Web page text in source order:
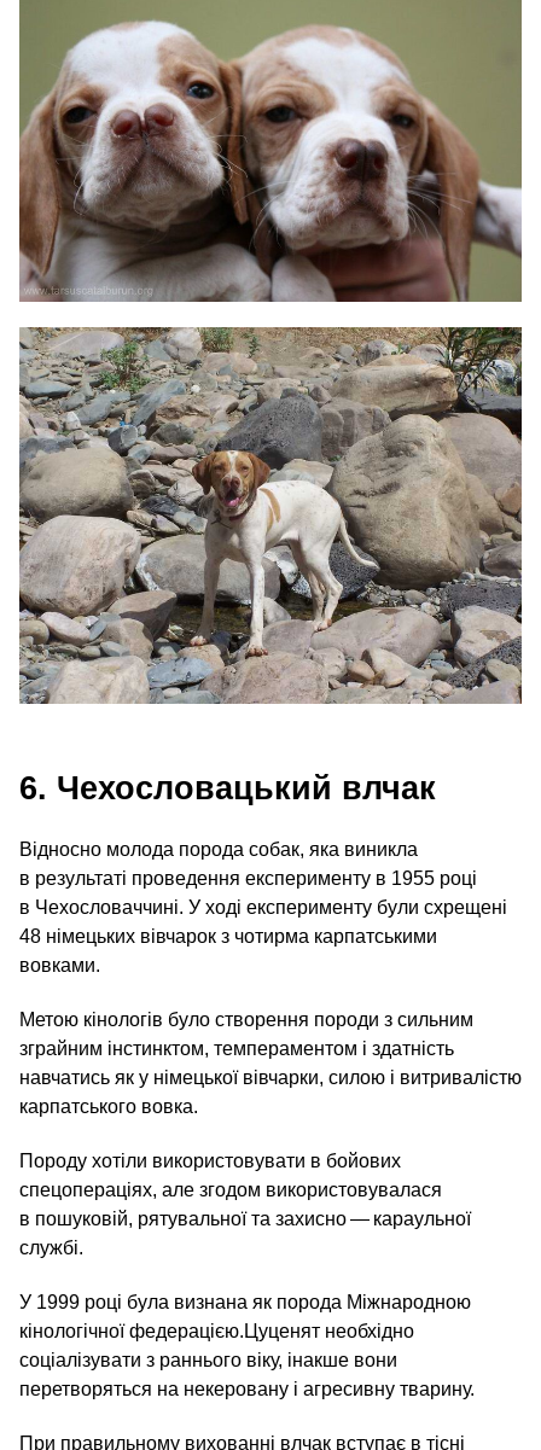
6. Чехословацький влчак
Відносно молода порода собак, яка виникла
в результаті проведення експерименту в 1955 році
в Чехословаччині. У ході експерименту були схрещені
48 німецьких вівчарок з чотирма карпатськими
вовками.
Метою кінологів було створення породи з сильним
зграйним інстинктом, темпераментом і здатність
навчатись як у німецької вівчарки, силою і витривалістю
карпатського вовка.
Породу хотіли використовувати в бойових
спецопераціях, але згодом використовувалася
в пошуковій, рятувальної та захисно — караульної
службі.
У 1999 році була визнана як порода Міжнародною
кінологічної федерацією.Цуценят необхідно
соціалізувати з раннього віку, інакше вони
перетворяться на некеровану і агресивну тварину.
При правильному вихованні влчак вступає в тісні